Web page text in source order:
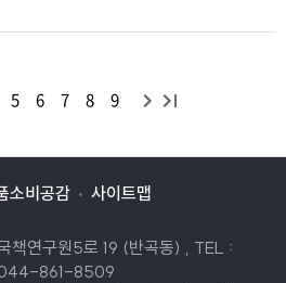
그래서인지 우리는 그중에서도 유독
5 6 7 8 9
다
이 동
소비공감 사이트맵
책연구원5로 19 (반곡동) , TEL :
861-8509